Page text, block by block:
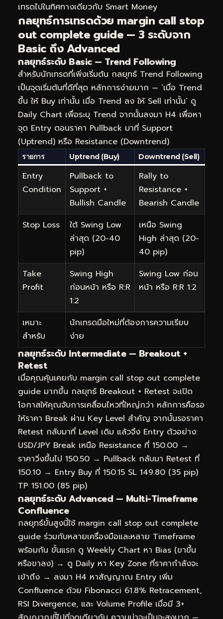
เทรดไปในทิศทางเดียวกับ Smart Money
กลยุทธ์การเทรดด้วย margin call stop
out complete guide — 3 ระดับจาก
Basic ถึง Advanced
กลยุทธ์ระดับ Basic — Trend Following
สำหรับนักเทรดที่เพิ่งเริ่มต้น กลยุทธ์ Trend Following
เป็นจุดเริ่มต้นที่ดีที่สุด หลักการง่ายมาก — ‘เมื่อ Trend
ขึ้น ให้ Buy เท่านั้น เมื่อ Trend ลง ให้ Sell เท่านั้น’ ดู
Daily Chart เพื่อระบุ Trend จากนั้นลงมา H4 เพื่อหา
จุด Entry ตอนราคา Pullback มาที่ Support
(Uptrend) หรือ Resistance (Downtrend)
รายการ Uptrend (Buy) Downtrend (Sell)
Entry
Condition
Pullback to
Support +
Bullish Candle
Rally to
Resistance +
Bearish Candle
Stop Loss
ใต้ Swing Low
ล่าสุด (20-40
pip)
เหนือ Swing
High ล่าสุด (20-
40 pip)
Take
Profit
Swing High
ก่อนหน้า หรือ R:R
1:2
Swing Low ก่อน
หน้า หรือ R:R 1:2
เหมาะ
สำหรับ
นักเทรดมือใหม่ที่ต้องการความเรียบ
ง่าย
กลยุทธ์ระดับ Intermediate — Breakout +
Retest
เมื่อคุณคุ้นเคยกับ margin call stop out complete
guide มากขึ้น กลยุทธ์ Breakout + Retest จะเปิด
โอกาสให้คุณจับการเคลื่อนไหวที่ใหญ่กว่า หลักการคือรอ
ให้ราคา Break ผ่าน Key Level สำคัญ จากนั้นรอราคา
Retest กลับมาที่ Level เดิม แล้วจึง Entry ตัวอย่าง:
USD/JPY Break เหนือ Resistance ที่ 150.00 →
ราคาวิ่งขึ้นไป 150.50 → Pullback กลับมา Retest ที่
150.10 → Entry Buy ที่ 150.15 SL 149.80 (35 pip)
TP 151.00 (85 pip)
กลยุทธ์ระดับ Advanced — Multi-Timeframe
Confluence
กลยุทธ์ขั้นสูงนี้ใช้ margin call stop out complete
guide ร่วมกับหลายเครื่องมือและหลาย Timeframe
พร้อมกัน ขั้นแรก ดู Weekly Chart หา Bias (ขาขึ้น
หรือขาลง) → ดู Daily หา Key Zone ที่ราคากำลังจะ
เข้าถึง → ลงมา H4 หาสัญญาณ Entry เพิ่ม
Confluence ด้วย Fibonacci 61.8% Retracement,
RSI Divergence, และ Volume Profile เมื่อมี 3+